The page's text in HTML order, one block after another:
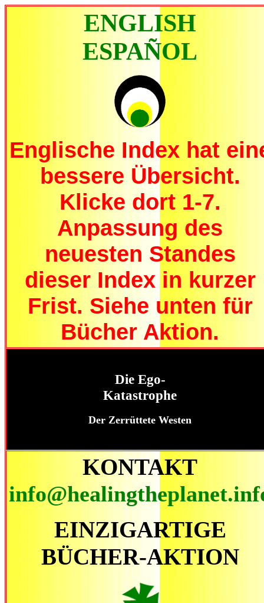
ENGLISH
ESPAÑOL
Englische Index hat
bessere Übersicht.
Klicke dort 1-7.
Anpassung des
neuesten Standes
dieser Index in kurzer
Frist. Siehe unten für
Bücher Aktion.
Die Ego-
Katastrophe
Der Zerrüttete Westen
KONTAKT
EINZIGARTIGE
BÜCHER-AKTION